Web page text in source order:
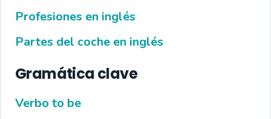
Profesiones en inglés
Partes del coche en inglés
Gramática clave
Verbo to be